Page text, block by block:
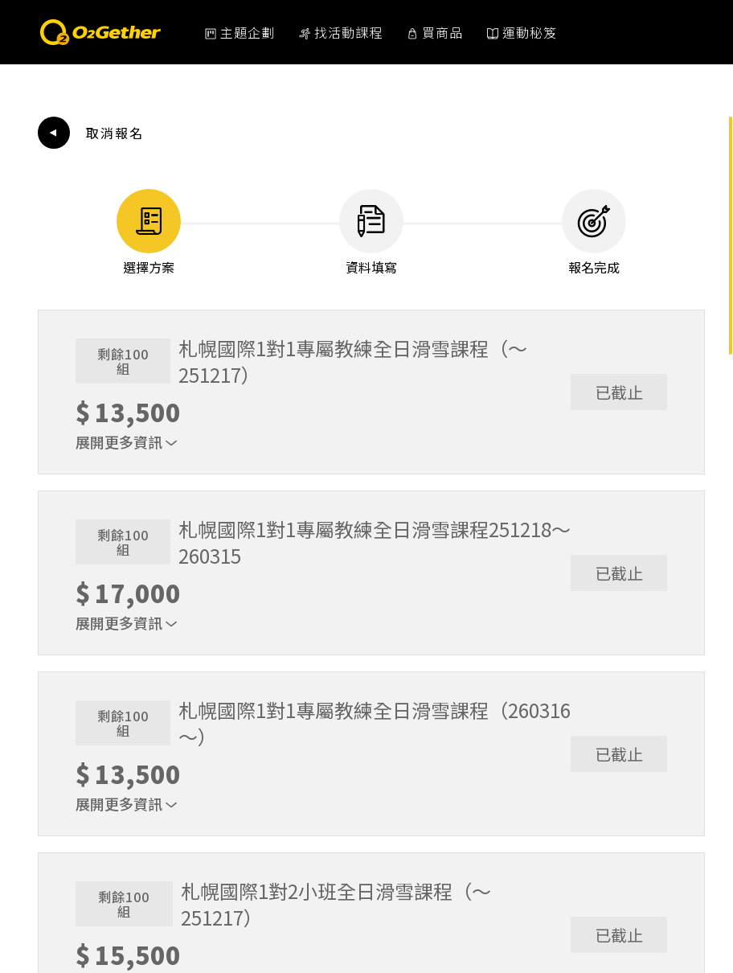
主題企劃 找活動課程 買商品 運動秘笈
取消報名
選擇方案 資料填寫 報名完成
剩餘100
組
札幌國際1對1專屬教練全日滑雪課程（～
251217）
$ 13,500
展開更多資訊
已截止
適用期間：2025/11/22~2025/12/17。課程時間9:30～15:30（含午休1小時）。
剩餘100
組
札幌國際1對1專屬教練全日滑雪課程251218～
260315
$ 17,000
展開更多資訊
已截止
適用期間：2025/12/18～2026/3/15。課程時間9:30～15:30（含午休1小時）。
剩餘100
組
札幌國際1對1專屬教練全日滑雪課程（260316
～）
$ 13,500
展開更多資訊
已截止
適用期間：2026/3/16～2026/5/6。課程時間9:30～15:30（含午休1小時）。
剩餘100
組
札幌國際1對2小班全日滑雪課程（～
251217）
$ 15,500
已截止